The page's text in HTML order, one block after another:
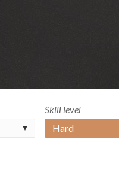
Skill level
Hard